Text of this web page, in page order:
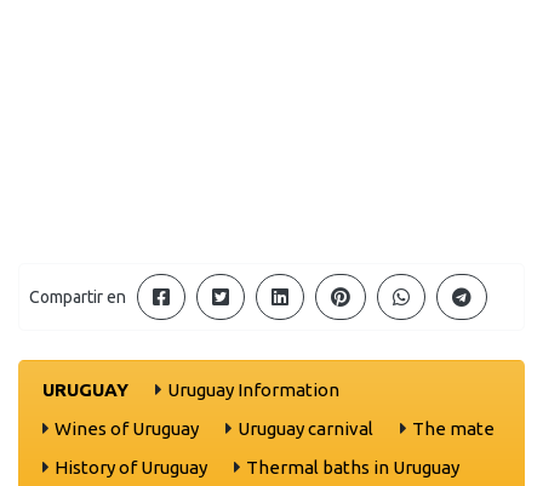
Compartir en
URUGUAY
Uruguay Information
Wines of Uruguay
Uruguay carnival
The mate
History of Uruguay
Thermal baths in Uruguay